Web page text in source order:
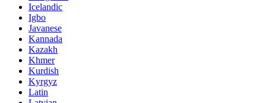
Icelandic
Igbo
Javanese
Kannada
Kazakh
Khmer
Kurdish
Kyrgyz
Latin